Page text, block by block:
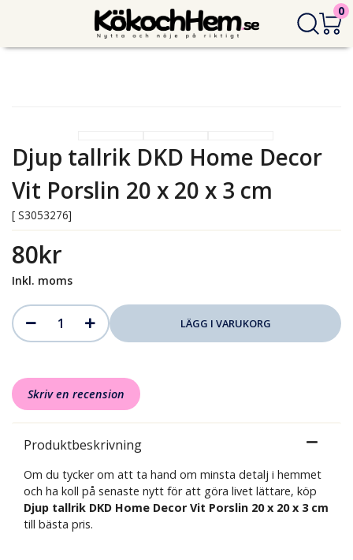
0
Djup tallrik DKD Home Decor
Vit Porslin 20 x 20 x 3 cm
[ S3053276]
80kr
Inkl. moms
Skriv en recension
Produktbeskrivning
Om du tycker om att ta hand om minsta detalj i hemmet
och ha koll på senaste nytt för att göra livet lättare, köp
Djup tallrik DKD Home Decor Vit Porslin 20 x 20 x 3 cm
till bästa pris.